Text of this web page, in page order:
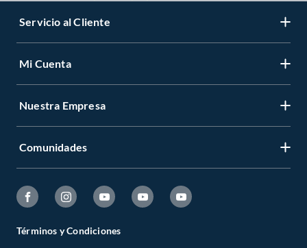
Servicio al Cliente
Mi Cuenta
Nuestra Empresa
Comunidades
Términos y Condiciones